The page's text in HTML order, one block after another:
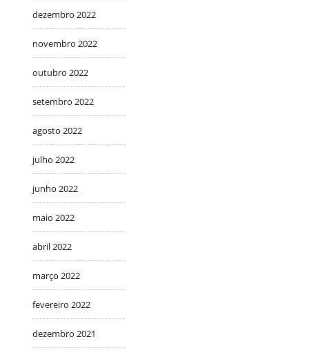
dezembro 2022
novembro 2022
outubro 2022
setembro 2022
agosto 2022
julho 2022
junho 2022
maio 2022
abril 2022
março 2022
fevereiro 2022
dezembro 2021